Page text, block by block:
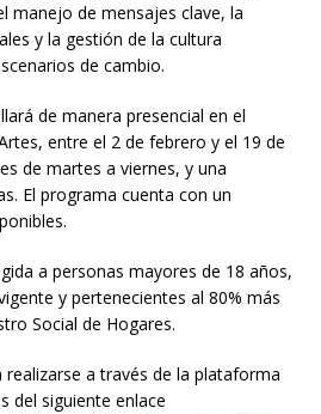
manejo de mensajes clave, la
y la gestión de la cultura
de cambio.
de manera presencial en el
entre el 2 de febrero y el 19 de
de martes a viernes, y una
El programa cuenta con un
a personas mayores de 18 años,
y pertenecientes al 80% más
Social de Hogares.
a través de la plataforma
del siguiente enlace